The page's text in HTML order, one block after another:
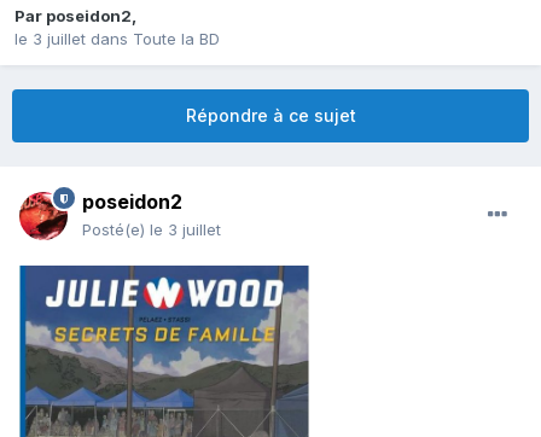
Par poseidon2,
le 3 juillet dans Toute la BD
Répondre à ce sujet
poseidon2
Posté(e) le 3 juillet